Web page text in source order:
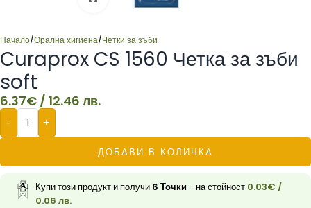
Начало/Орална хигиена/Четки за зъби
Curaprox CS 1560 Четка за зъби
soft
6.37€ / 12.46 лв.
- +
ДОБАВИ В КОЛИЧКА
Купи този продукт и получи 6 Точки- на стойност 0.03€ /
0.06 лв.